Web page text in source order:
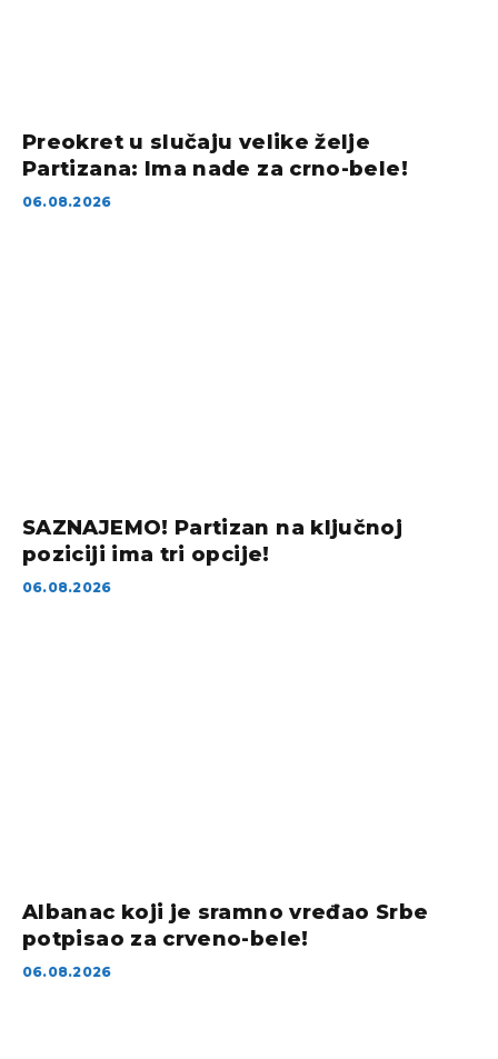
Preokret u slučaju velike želje
Partizana: Ima nade za crno-bele!
06.08.2026
SAZNAJEMO! Partizan na ključnoj
poziciji ima tri opcije!
06.08.2026
Albanac koji je sramno vređao Srbe
potpisao za crveno-bele!
06.08.2026